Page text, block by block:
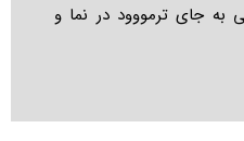
به جای ترمووود در نما و